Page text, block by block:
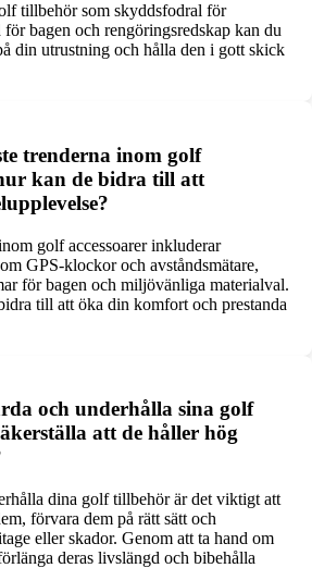
tillbehör som skyddsfodral för
bagen och rengöringsredskap kan du
din utrustning och hålla den i gott skick
trenderna inom golf
kan de bidra till att
golf accessoarer inkluderar
GPS-klockor och avståndsmätare,
för bagen och miljövänliga materialval.
till att öka din komfort och prestanda
och underhålla sina golf
att de håller hög
dina golf tillbehör är det viktigt att
förvara dem på rätt sätt och
eller skador. Genom att ta hand om
deras livslängd och bibehålla